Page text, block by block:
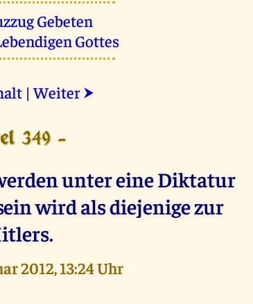
Gebeten
Gottes
|Weiter ⮞
349 -
unter eine Diktatur
wird als diejenige zur
2012, 13:24 Uhr